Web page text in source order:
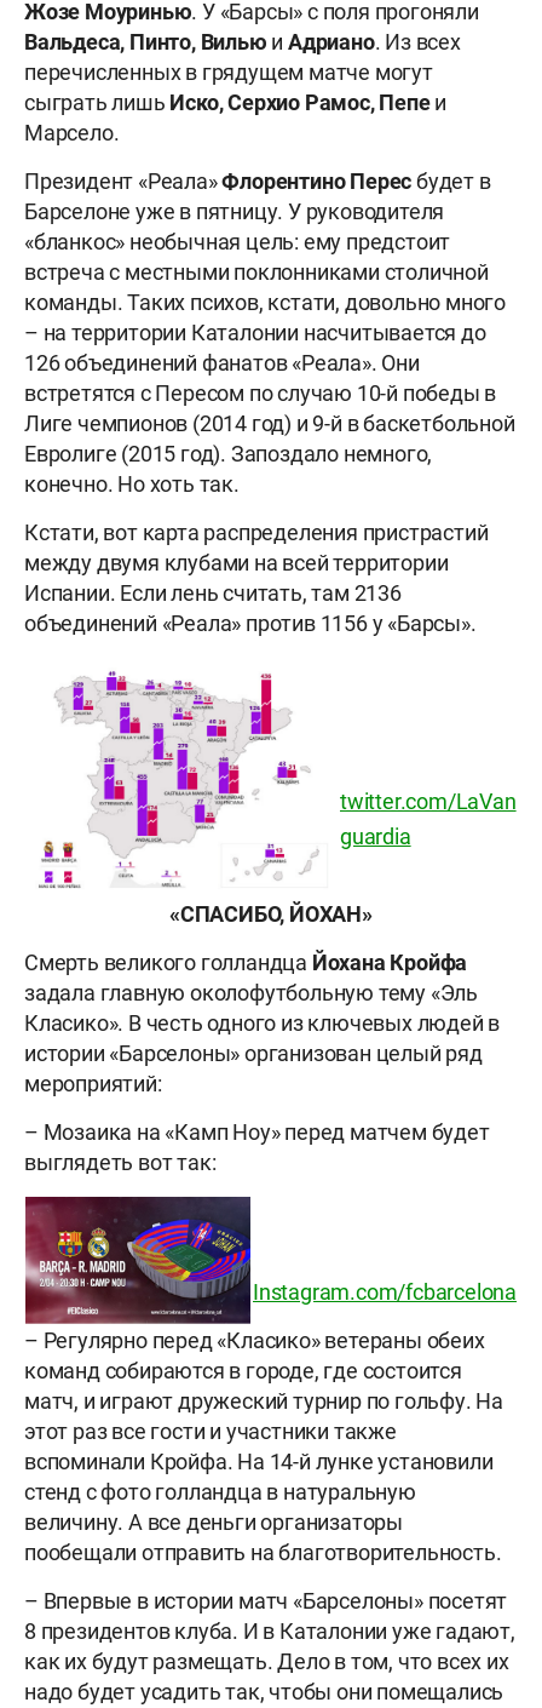
Жозе Моуринью. У «Барсы» с поля прогоняли
Вальдеса, Пинто, Вилью иАдриано. Из всех
перечисленных в грядущем матче могут
сыграть лишь Иско, Серхио Рамос, Пепеи
Марсело.
Президент «Реала»Флорентино Пересбудет в
Барселоне уже в пятницу. У руководителя
«бланкос» необычная цель: ему предстоит
встреча с местными поклонниками столичной
команды. Таких психов, кстати, довольно много
– на территории Каталонии насчитывается до
126 объединений фанатов «Реала». Они
встретятся с Пересом по случаю 10-й победы в
Лиге чемпионов (2014 год) и 9-й в баскетбольной
Евролиге (2015 год). Запоздало немного,
конечно. Но хоть так.
Кстати, вот карта распределения пристрастий
между двумя клубами на всей территории
Испании. Если лень считать, там 2136
объединений «Реала» против 1156 у «Барсы».
twitter.com/LaVan
guardia
«СПАСИБО, ЙОХАН»
Смерть великого голландца Йохана Кройфа
задала главную околофутбольную тему «Эль
Класико». В честь одного из ключевых людей в
истории «Барселоны» организован целый ряд
мероприятий:
– Мозаика на «Камп Ноу» перед матчем будет
выглядеть вот так:
Instagram.com/fcbarcelona
– Регулярно перед «Класико» ветераны обеих
команд собираются в городе, где состоится
матч, и играют дружеский турнир по гольфу. На
этот раз все гости и участники также
вспоминали Кройфа. На 14-й лунке установили
стенд с фото голландца в натуральную
величину. А все деньги организаторы
пообещали отправить на благотворительность.
– Впервые в истории матч «Барселоны» посетят
8 президентов клуба. И в Каталонии уже гадают,
как их будут размещать. Дело в том, что всех их
надо будет усадить так, чтобы они помещались